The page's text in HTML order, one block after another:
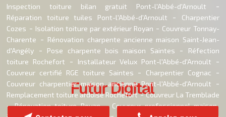
Inspection toiture bilan gratuit Pont-l'Abbé-d'Arnoult
Réparation toiture tuiles Pont-l'Abbé-d'Arnoult
Charpentier
Cozes
Isolation toiture par extérieur Royan
Couvreur Tonnay-
Charente
Rénovation charpente ancienne maison Saint-Jean-
d'Angély
Pose charpente bois maison Saintes
Réfection
toiture Rochefort
Installateur Velux Pont-l'Abbé-d'Arnoult
Couvreur certifié RGE toiture Saintes
Charpentier Cognac
Couvreur charpentier maison ancienne Pont-l'Abbé-d'Arnoult
Remplacement toiture ardoise Rochefort
Couvreur La Tremblade
Rénovation toiture Royan
Couvreur professionnel maison